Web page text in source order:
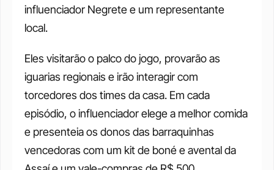
influenciador Negrete e um representante
local.
Eles visitarão o palco do jogo, provarão as
iguarias regionais e irão interagir com
torcedores dos times da casa. Em cada
episódio, o influenciador elege a melhor comida
e presenteia os donos das barraquinhas
vencedoras com um kit de boné e avental da